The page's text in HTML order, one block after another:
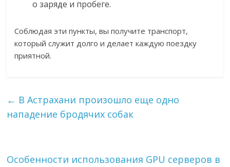
о заряде и пробеге.
Соблюдая эти пункты, вы получите транспорт,
который служит долго и делает каждую поездку
приятной.
← В Астрахани произошло еще одно
нападение бродячих собак
Особенности использования GPU серверов в